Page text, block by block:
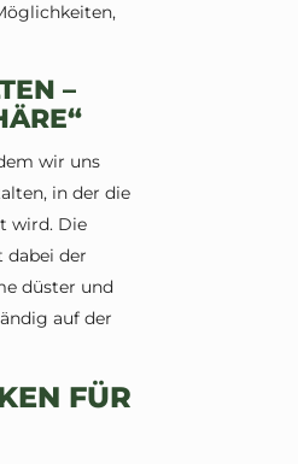
–
wir uns
in der die
wird. Die
dabei der
düster und
auf der
FÜR